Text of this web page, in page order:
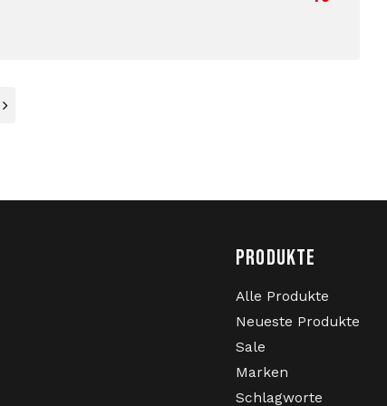
PRODUKTE
Alle Produkte
Neueste Produkte
Sale
Marken
Schlagworte